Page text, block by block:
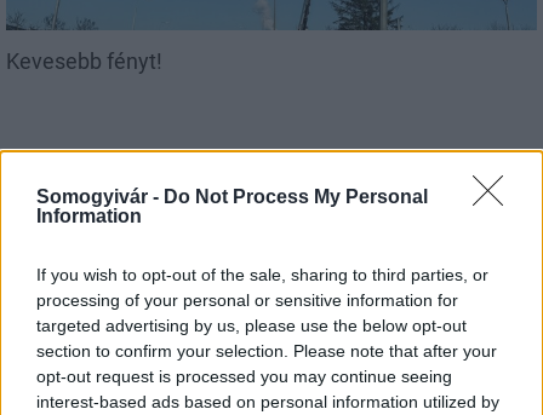
Somogyivár - Do Not Process My Personal
Information
If you wish to opt-out of the sale, sharing to third parties, or
processing of your personal or sensitive information for
targeted advertising by us, please use the below opt-out
section to confirm your selection. Please note that after your
opt-out request is processed you may continue seeing
interest-based ads based on personal information utilized by
Kevesebb fényt!